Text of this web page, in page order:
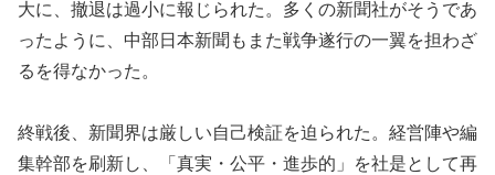
大に、撤退は過小に報じられた。多くの新聞社がそうであ
ったように、中部日本新聞もまた戦争遂行の一翼を担わざ
るを得なかった。
終戦後、新聞界は厳しい自己検証を迫られた。経営陣や編
集幹部を刷新し、「真実・公平・進歩的」を社是として再